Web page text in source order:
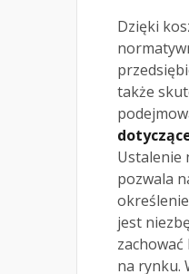
Dzięki
także
Ustalenie
pozwala
jest
na rynku.